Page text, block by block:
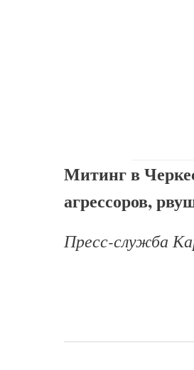
Митинг в
агрессоров,
Пресс-служба